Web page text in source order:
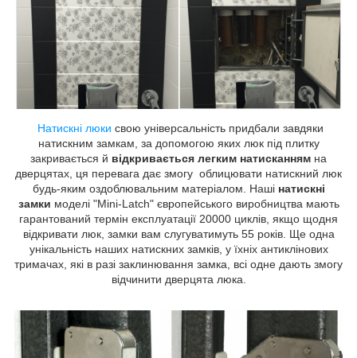
Натискні люки свою універсальність придбали завдяки
натискним замкам, за допомогою яких люк під плитку
закривається й відкривається легким натисканням на
дверцятах, ця перевага дає змогу облицювати натискний люк
будь-яким оздоблювальним матеріалом. Наші натискні
замки моделі "Mini-Latch" європейського виробництва мають
гарантований термін експлуатації 20000 циклів, якщо щодня
відкривати люк, замки вам слугуватимуть 55 років. Ще одна
унікальність наших натискних замків, у їхніх антиклінових
тримачах, які в разі заклинювання замка, всі одне дають змогу
відчинити дверцята люка.